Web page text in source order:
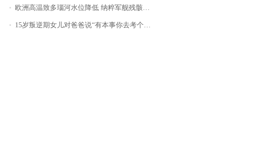
欧洲高温致多瑙河水位降低 纳粹军舰残骸重见天日
15岁叛逆期女儿对爸爸说“有本事你去考个研究生”，44岁职场“老登”一战上岸“985”；父亲坦言拒绝空想，常年保持每月读6本书的习惯